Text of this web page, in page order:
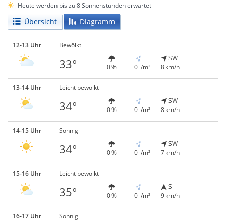
Heute werden bis zu 8 Sonnenstunden erwartet
Übersicht Diagramm
12-13 Uhr Bewölkt
33° 0 % 0 l/m²
SW
8 km/h
13-14 Uhr Leicht bewölkt
34° 0 % 0 l/m²
SW
8 km/h
14-15 Uhr Sonnig
34° 0 % 0 l/m²
SW
7 km/h
15-16 Uhr Leicht bewölkt
35° 0 % 0 l/m²
S
9 km/h
16-17 Uhr Sonnig